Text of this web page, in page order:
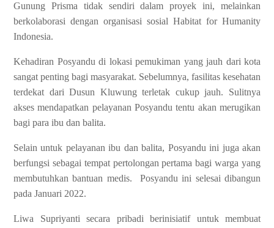
Gunung Prisma tidak sendiri dalam proyek ini, melainkan
berkolaborasi dengan organisasi sosial Habitat for Humanity
Indonesia.
Kehadiran Posyandu di lokasi pemukiman yang jauh dari kota
sangat penting bagi masyarakat. Sebelumnya, fasilitas kesehatan
terdekat dari Dusun Kluwung terletak cukup jauh. Sulitnya
akses mendapatkan pelayanan Posyandu tentu akan merugikan
bagi para ibu dan balita.
Selain untuk pelayanan ibu dan balita, Posyandu ini juga akan
berfungsi sebagai tempat pertolongan pertama bagi warga yang
membutuhkan bantuan medis. Posyandu ini selesai dibangun
pada Januari 2022.
Liwa Supriyanti secara pribadi berinisiatif untuk membuat